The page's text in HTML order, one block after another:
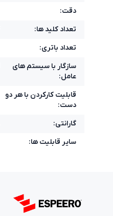
دقت:
تعداد کلید ها:
تعداد باتری:
سازگار با سیستم های
عامل:
قابليت کارکردن با هر دو
دست:
گارانتی:
سایر قابلیت ها: